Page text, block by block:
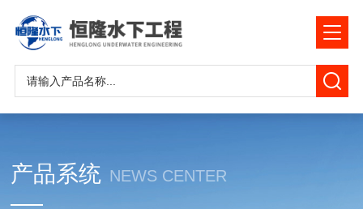
产品系统 NEWS CENTER